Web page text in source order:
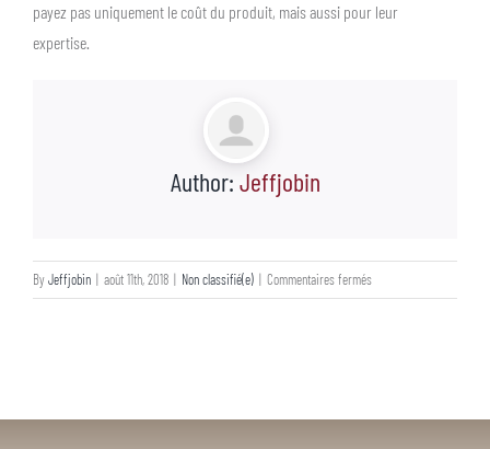
payez pas uniquement le coût du produit, mais aussi pour leur
expertise.
Author: Jeffjobin
ByJeffjobin | août 11th, 2018 | Non classifié(e) | Commentaires ferméssur
FAQ